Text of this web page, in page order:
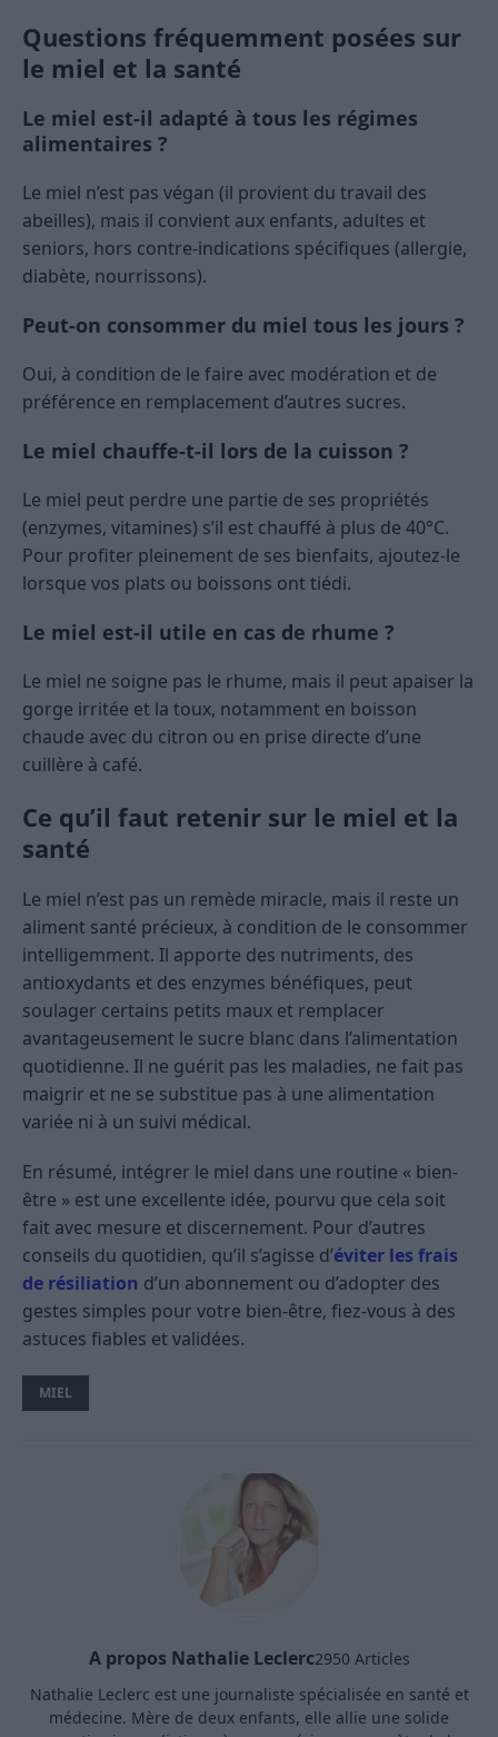
Questions fréquemment posées sur
le miel et la santé
Le miel est-il adapté à tous les régimes
alimentaires ?
Le miel n’est pas végan (il provient du travail des
abeilles), mais il convient aux enfants, adultes et
seniors, hors contre-indications spécifiques (allergie,
diabète, nourrissons).
Peut-on consommer du miel tous les jours ?
Oui, à condition de le faire avec modération et de
préférence en remplacement d’autres sucres.
Le miel chauffe-t-il lors de la cuisson ?
Le miel peut perdre une partie de ses propriétés
(enzymes, vitamines) s’il est chauffé à plus de 40°C.
Pour profiter pleinement de ses bienfaits, ajoutez-le
lorsque vos plats ou boissons ont tiédi.
Le miel est-il utile en cas de rhume ?
Le miel ne soigne pas le rhume, mais il peut apaiser la
gorge irritée et la toux, notamment en boisson
chaude avec du citron ou en prise directe d’une
cuillère à café.
Ce qu’il faut retenir sur le miel et la
santé
Le miel n’est pas un remède miracle, mais il reste un
aliment santé précieux, à condition de le consommer
intelligemment. Il apporte des nutriments, des
antioxydants et des enzymes bénéfiques, peut
soulager certains petits maux et remplacer
avantageusement le sucre blanc dans l’alimentation
quotidienne. Il ne guérit pas les maladies, ne fait pas
maigrir et ne se substitue pas à une alimentation
variée ni à un suivi médical.
En résumé, intégrer le miel dans une routine « bien-
être » est une excellente idée, pourvu que cela soit
fait avec mesure et discernement. Pour d’autres
conseils du quotidien, qu’il s’agisse d’éviter les frais
de résiliation d’un abonnement ou d’adopter des
gestes simples pour votre bien-être, fiez-vous à des
astuces fiables et validées.
MIEL
A propos Nathalie Leclerc2950 Articles
Nathalie Leclerc est une journaliste spécialisée en santé et
médecine. Mère de deux enfants, elle allie une solide